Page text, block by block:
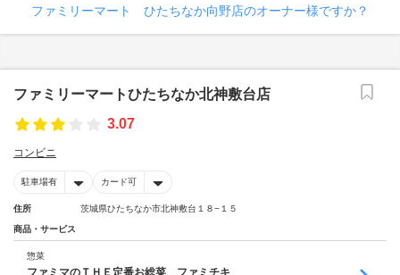
ファミリーマート ひたちなか向野店のオーナー様ですか？
ファミリーマートひたちなか北神敷台店
3.07
コンビニ
駐車場有 カード可
住所 茨城県ひたちなか市北神敷台１８−１５
商品・サービス
惣菜
ファミマのＴＨＥ定番お総菜 ファミチキ